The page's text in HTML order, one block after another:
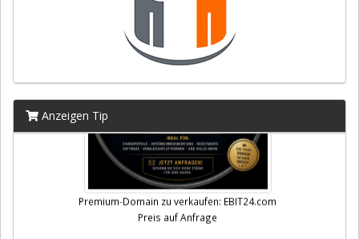
Anzeigen Tip
Premium-Domain zu verkaufen: EBIT24.com
Preis auf Anfrage